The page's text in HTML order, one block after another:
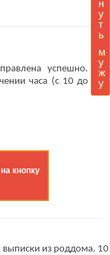
н
у
т
ь
м
у
ж
у
успешно.
часа (с 10 до
кнопку
выписки из роддома. 10